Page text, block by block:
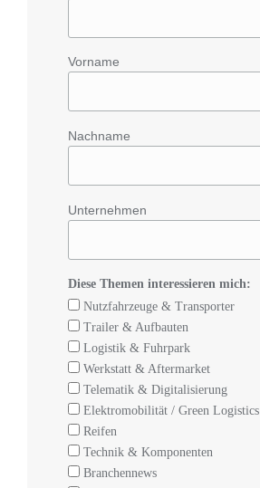
Vorname
Nachname
Unternehmen
Diese Themen interessieren mich:
Nutzfahrzeuge & Transporter
Trailer & Aufbauten
Logistik & Fuhrpark
Werkstatt & Aftermarket
Telematik & Digitalisierung
Elektromobilität / Green Logistics
Reifen
Technik & Komponenten
Branchennews